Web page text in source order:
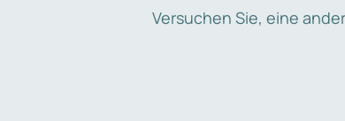
Versuchen Sie, eine